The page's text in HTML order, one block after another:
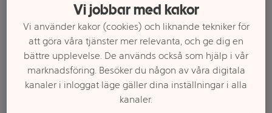
Vi jobbar med kakor
Vi använder kakor (cookies) och liknande tekniker för
att göra våra tjänster mer relevanta, och ge dig en
bättre upplevelse. De används också som hjälp i vår
marknadsföring. Besöker du någon av våra digitala
kanaler i inloggat läge gäller dina inställningar i alla
kanaler.